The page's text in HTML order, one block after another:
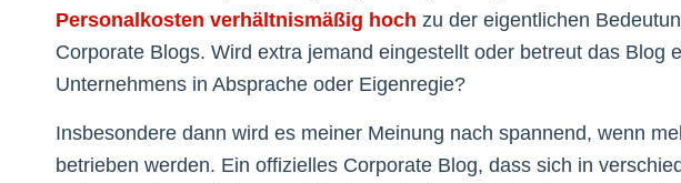
Personalkosten verhältnismäßig hoch zu der eigentlichen
Corporate Blogs. Wird extra jemand eingestellt oder betreut das Blog
Unternehmens in Absprache oder Eigenregie?
Insbesondere dann wird es meiner Meinung nach spannend, wenn
betrieben werden. Ein offizielles Corporate Blog, dass sich in